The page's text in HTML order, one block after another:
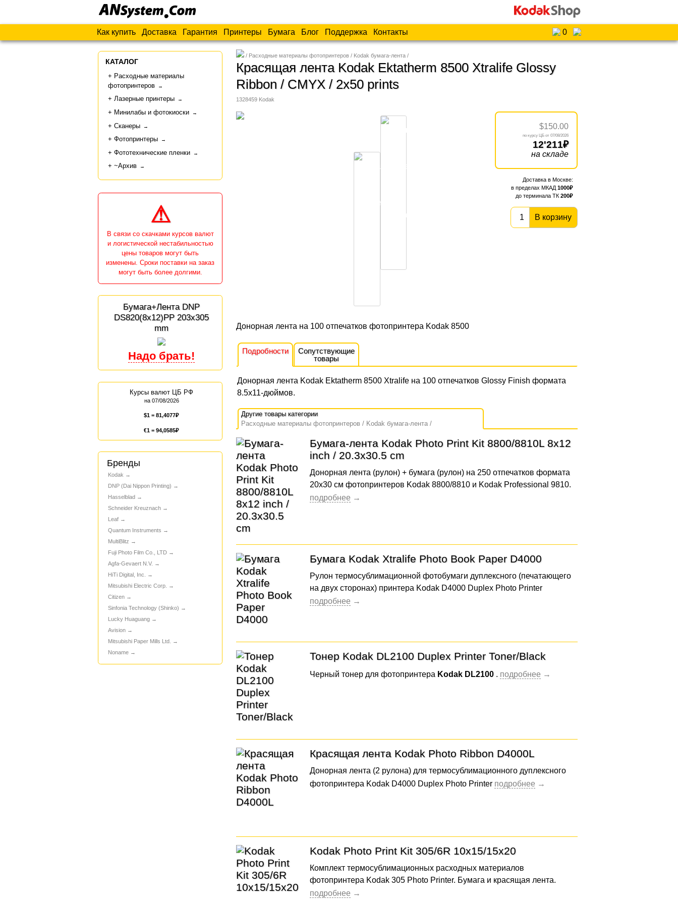
Как купить Доставка Гарантия Принтеры Бумага Блог Поддержка Контакты 0
Расходные материалы фотопринтеров Kodak бумага-лента
Красящая лента Kodak Ektatherm 8500 Xtralife Glossy
Ribbon / CMYX / 2x50 prints
1328459 Kodak
$150.00
07/08/2026
12'211
на складе
1000
200
В корзину
Донорная лента на 100 отпечатков фотопринтера Kodak 8500
Подробности
Сопутствующие
товары
Донорная лента Kodak Ektatherm 8500 Xtralife на 100 отпечатков Glossy Finish формата
8.5x11-дюймов.
Расходные материалы фотопринтеров Kodak бумага-лента
Бумага-лента Kodak Photo Print Kit 8800/8810L 8x12
inch / 20.3x30.5 cm
Донорная лента (рулон) + бумага (рулон) на 250 отпечатков формата
20x30 см фотопринтеров Kodak 8800/8810 и Kodak Professional 9810.
Бумага Kodak Xtralife Photo Book Paper D4000
Рулон термосублимационной фотобумаги дуплексного (печатающего
на двух сторонах) принтера Kodak D4000 Duplex Photo Printer
Тонер Kodak DL2100 Duplex Printer Toner/Black
Черный тонер для фотопринтера Kodak DL2100 .
Красящая лента Kodak Photo Ribbon D4000L
Донорная лента (2 рулона) для термосублимационного дуплексного
фотопринтера Kodak D4000 Duplex Photo Printer
Kodak Photo Print Kit 305/6R 10x15/15x20
Комплект термосублимационных расходных материалов
фотопринтера Kodak 305 Photo Printer. Бумага и красящая лента.
КАТАЛОГ
Расходные материалы
фотопринтеров
→
Лазерные принтеры →
Минилабы и фотокиоски →
Сканеры →
Фотопринтеры →
Фототехнические пленки →
~Архив →
⚠
В связи со скачками курсов валют
и логистической нестабильностью
цены товаров могут быть
изменены. Сроки поставки на заказ
могут быть более долгими.
Бумага+Лента DNP
DS820(8x12)PP 203x305
mm
Курсы валют ЦБ РФ
на 07/08/2026
$1 =81,4077
€1 =94,0585
Бренды
Kodak
DNP (Dai Nippon Printing)
Hasselblad
Schneider Kreuznach
Leaf
Quantum Instruments
MultiBlitz
Fuji Photo Film Co., LTD
Agfa-Gevaert N.V.
HiTi Digital, Inc.
Mitsubishi Electric Corp.
Citizen
Sinfonia Technology (Shinko)
Lucky Huaguang
Avision
Mitsubishi Paper Mills Ltd.
Noname